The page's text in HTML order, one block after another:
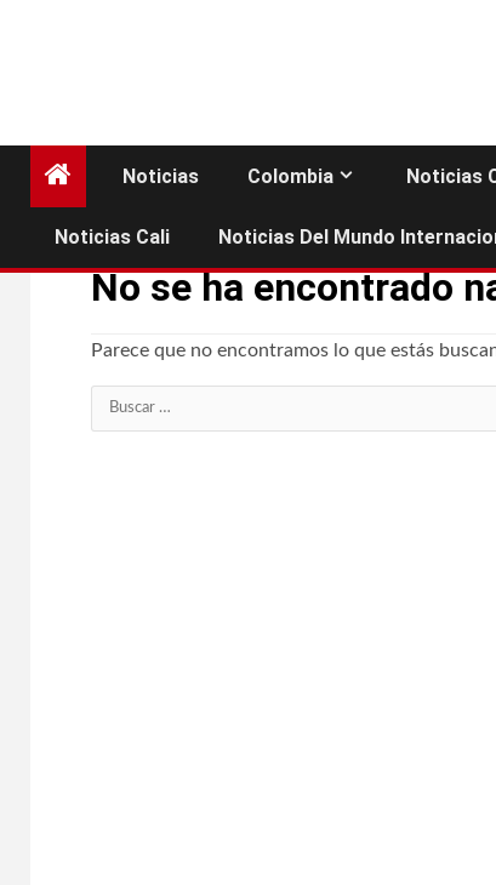
Noticias Colombia Noticias
Noticias Cali Noticias Del Mundo
No se ha encontrado
Parece que no encontramos lo que estás
Buscar: